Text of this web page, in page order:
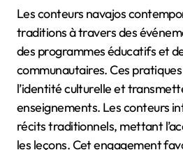
Les conteurs navajos
traditions à travers des
des programmes éducatifs et
communautaires. Ces
l’identité culturelle et
enseignements. Les conteurs
récits traditionnels, mettant
les leçons. Cet engagement